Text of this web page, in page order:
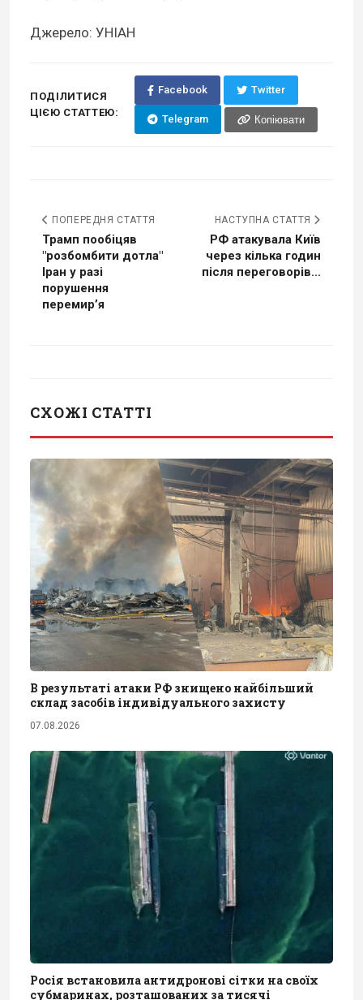
Джерело: УНІАН
ПОДІЛИТИСЯ
ЦІЄЮ СТАТТЕЮ:
Facebook Twitter
Telegram Копіювати
ПОПЕРЕДНЯ СТАТТЯ
Трамп пообіцяв
"розбомбити дотла"
Іран у разі
порушення
перемир’я
НАСТУПНА СТАТТЯ
РФ атакувала Київ
через кілька годин
після переговорів...
СХОЖІ СТАТТІ
В результаті атаки РФ знищено найбільший
склад засобів індивідуального захисту
07.08.2026
Росія встановила антидронові сітки на своїх
субмаринах, розташованих за тисячі